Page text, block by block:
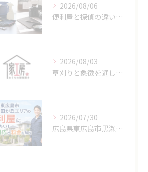
2026/08/06
便利屋と探偵の違いとは？最短に最適な選び方や費用相場もわかる
2026/08/03
草刈りと象徴を通して広島県竹原市の地域性や生活文化を知る方法
2026/07/30
広島県東広島市黒瀬切田が丘エリアの便利屋に依頼したい！即日対応と料金を解説